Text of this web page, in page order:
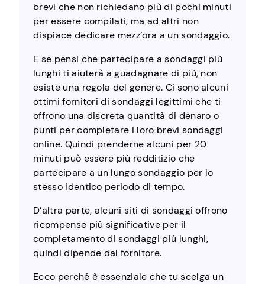
brevi che non richiedano più di pochi minuti
per essere compilati, ma ad altri non
dispiace dedicare mezz’ora a un sondaggio.
E se pensi che partecipare a sondaggi più
lunghi ti aiuterà a guadagnare di più, non
esiste una regola del genere. Ci sono alcuni
ottimi fornitori di sondaggi legittimi che ti
offrono una discreta quantità di denaro o
punti per completare i loro brevi sondaggi
online. Quindi prenderne alcuni per 20
minuti può essere più redditizio che
partecipare a un lungo sondaggio per lo
stesso identico periodo di tempo.
D’altra parte, alcuni siti di sondaggi offrono
ricompense più significative per il
completamento di sondaggi più lunghi,
quindi dipende dal fornitore.
Ecco perché è essenziale che tu scelga un